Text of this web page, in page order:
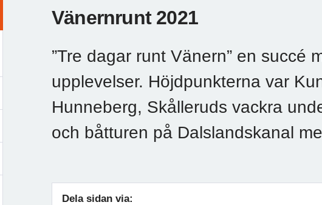
Vänernrunt 2021
”Tre dagar runt Vänern” en succé
upplevelser. Höjdpunkterna var
Hunneberg, Skålleruds vackra
och båtturen på Dalslandskanal
Dela sidan via: